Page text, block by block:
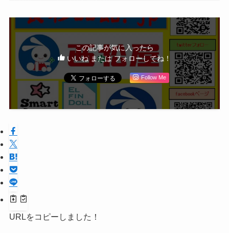
この記事が気に入ったら
いいね または フォローしてね！
Follow Me
URLをコピーしました！